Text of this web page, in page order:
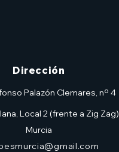
Dirección
Palazón Clemares, nº 4
Local 2 (frente a Zig Zag)
Murcia